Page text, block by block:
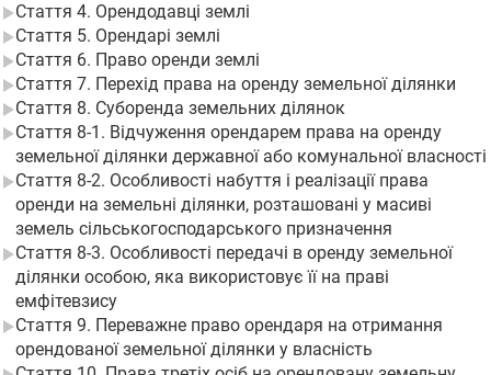
Стаття 4. Орендодавці землі
Стаття 5. Орендарі землі
Стаття 6. Право оренди землі
Стаття 7. Перехід права на оренду земельної ділянки
Стаття 8. Суборенда земельних ділянок
Стаття 8-1. Відчуження орендарем права на оренду
земельної ділянки державної або комунальної власності
Стаття 8-2. Особливості набуття і реалізації права
оренди на земельні ділянки, розташовані у масиві
земель сільськогосподарського призначення
Стаття 8-3. Особливості передачі в оренду земельної
ділянки особою, яка використовує її на праві
емфітевзису
Стаття 9. Переважне право орендаря на отримання
орендованої земельної ділянки у власність